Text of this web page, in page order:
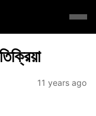
11 years ago